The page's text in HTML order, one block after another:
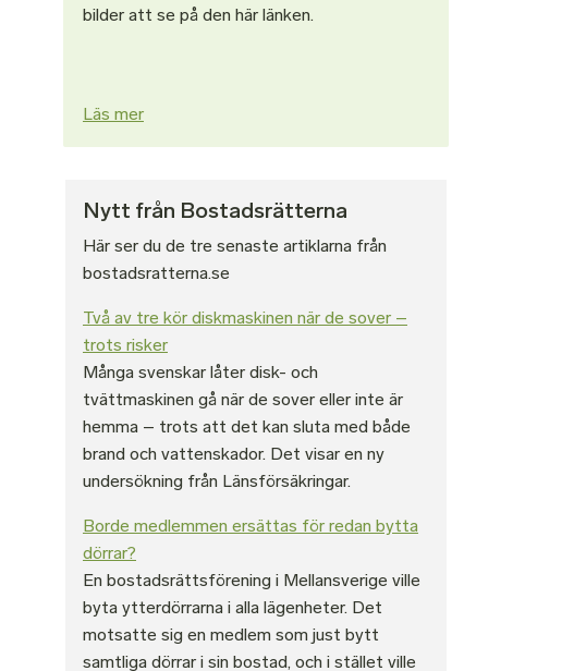
bilder att se på den här länken.
Läs mer
Nytt från Bostadsrätterna
Här ser du de tre senaste artiklarna från
bostadsratterna.se
Två av tre kör diskmaskinen när de sover –
trots risker
Många svenskar låter disk- och
tvättmaskinen gå när de sover eller inte är
hemma – trots att det kan sluta med både
brand och vattenskador. Det visar en ny
undersökning från Länsförsäkringar.
Borde medlemmen ersättas för redan bytta
dörrar?
En bostadsrättsförening i Mellansverige ville
byta ytterdörrarna i alla lägenheter. Det
motsatte sig en medlem som just bytt
samtliga dörrar i sin bostad, och i stället ville